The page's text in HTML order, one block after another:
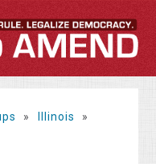
» Illinois
»